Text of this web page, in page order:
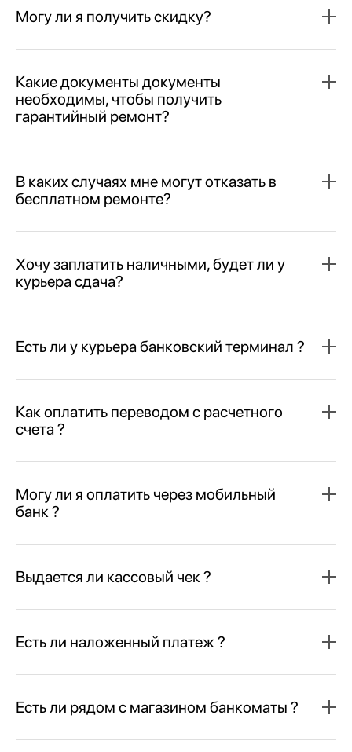
Могу ли я получить скидку?
Какие документы документы
необходимы, чтобы получить
гарантийный ремонт?
В каких случаях мне могут отказать в
бесплатном ремонте?
Хочу заплатить наличными, будет ли у
курьера сдача?
Есть ли у курьера банковский терминал ?
Как оплатить переводом с расчетного
счета ?
Могу ли я оплатить через мобильный
банк ?
Выдается ли кассовый чек ?
Есть ли наложенный платеж ?
Есть ли рядом с магазином банкоматы ?